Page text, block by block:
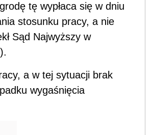
tę wypłaca się w dniu
stosunku pracy, a nie
Sąd Najwyższy w
a w tej sytuacji brak
wygaśnięcia